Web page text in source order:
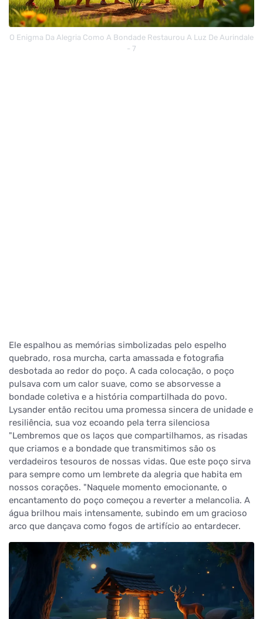
O Enigma Da Alegria Como A Bondade Restaurou A Luz De Aurindale
- 7
Ele espalhou as memórias simbolizadas pelo espelho
quebrado, rosa murcha, carta amassada e fotografia
desbotada ao redor do poço. A cada colocação, o poço
pulsava com um calor suave, como se absorvesse a
bondade coletiva e a história compartilhada do povo.
Lysander então recitou uma promessa sincera de unidade e
resiliência, sua voz ecoando pela terra silenciosa
"Lembremos que os laços que compartilhamos, as risadas
que criamos e a bondade que transmitimos são os
verdadeiros tesouros de nossas vidas. Que este poço sirva
para sempre como um lembrete da alegria que habita em
nossos corações. "Naquele momento emocionante, o
encantamento do poço começou a reverter a melancolia. A
água brilhou mais intensamente, subindo em um gracioso
arco que dançava como fogos de artifício ao entardecer.